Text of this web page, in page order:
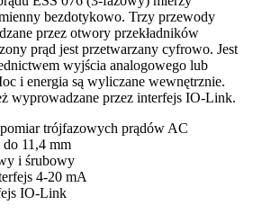
bezdotykowo. Trzy przewody
przez otwory przekładników
prąd jest przetwarzany cyfrowo. Jest
wyjścia analogowego lub
i energia są wyliczane wewnętrznie.
wyprowadzane przez interfejs IO-Link.
trójfazowych prądów AC
do 11,4 mm
i śrubowy
4-20 mA
IO-Link